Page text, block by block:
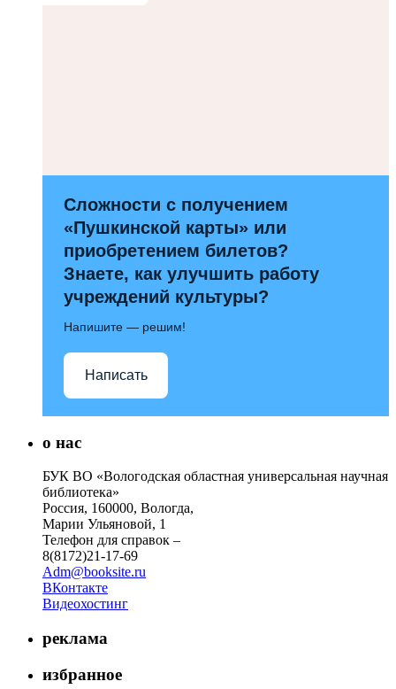
Сложности с получением
«Пушкинской карты» или
приобретением билетов?
Знаете, как улучшить работу
учреждений культуры?
Напишите — решим!
Написать
о нас
БУК ВО «Вологодская областная универсальная научная
библиотека»
Россия, 160000, Вологда,
Марии Ульяновой, 1
Телефон для справок –
8(8172)21-17-69
Adm@booksite.ru
ВКонтакте
Видеохостинг
реклама
избранное